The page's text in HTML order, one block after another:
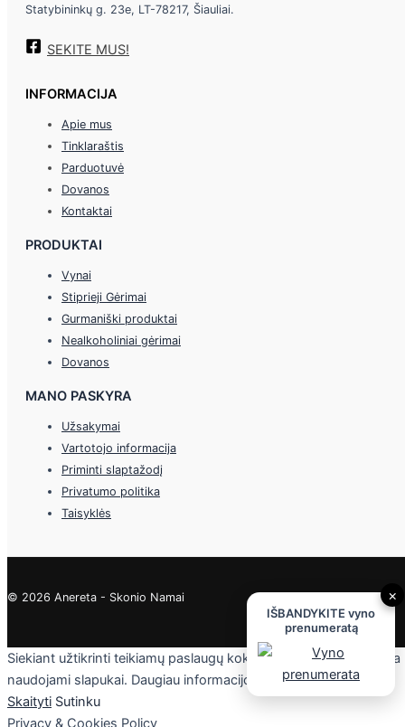
Statybininkų g. 23e, LT-78217, Šiauliai.
SEKITE MUS!
INFORMACIJA
Apie mus
Tinklaraštis
Parduotuvė
Dovanos
Kontaktai
PRODUKTAI
Vynai
Stiprieji Gėrimai
Gurmaniški produktai
Nealkoholiniai gėrimai
Dovanos
MANO PASKYRA
Užsakymai
Vartotojo informacija
Priminti slaptažodį
Privatumo politika
Taisyklės
© 2026 Anereta - Skonio Namai
Siekiant užtikrinti teikiamų paslaugų kokybę, mūsų svetainėje yra
naudojami slapukai. Daugiau informacijos - privatumo politikoje.
Skaityti Sutinku
Privacy & Cookies Policy
×
IŠBANDYKITE vyno
prenumeratą